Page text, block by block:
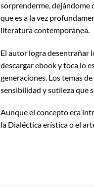
sorprenderme, dejándome
que es a la vez
literatura contemporánea.
El autor logra desentrañar
descargar ebook y toca lo
generaciones. Los temas
sensibilidad y sutileza que
Aunque el concepto era
la Dialéctica erística o el